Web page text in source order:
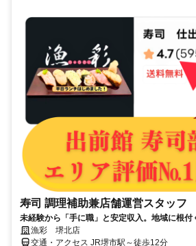
寿司 調理補助兼店舗運営スタッフ
未経験から「手に職」と安定収入。地域に根付
漁彩 堺北店
交通・アクセス JR堺市駅～徒歩12分